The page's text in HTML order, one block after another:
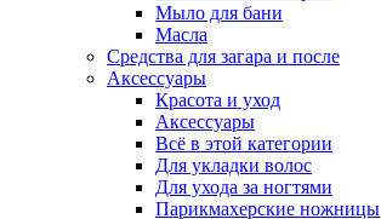
Мыло для бани
Масла
Средства для загара и после
Аксессуары
Красота и уход
Аксессуары
Всё в этой категории
Для укладки волос
Для ухода за ногтями
Парикмахерские ножницы